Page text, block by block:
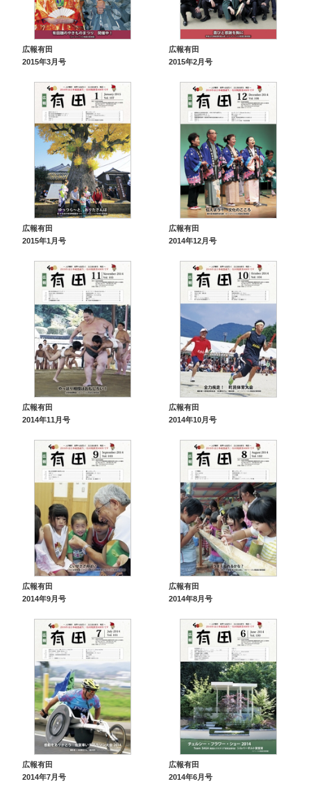
広報有田
2015年3月号
広報有田
2015年2月号
広報有田
2015年1月号
広報有田
2014年12月号
広報有田
2014年11月号
広報有田
2014年10月号
広報有田
2014年9月号
広報有田
2014年8月号
広報有田
2014年7月号
広報有田
2014年6月号